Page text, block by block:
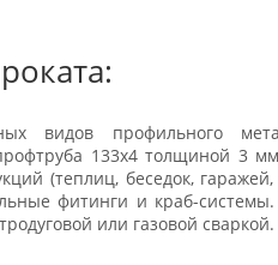
видов профильного
133x4 толщиной 3
(теплиц, беседок,
фитинги и краб-
или газовой сваркой.